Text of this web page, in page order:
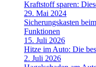
Kraftstoff sparen:
29. Mai 2024
Sicherungskasten
Funktionen
15. Juli 2026
Hitze im Auto: Die
2. Juli 2026